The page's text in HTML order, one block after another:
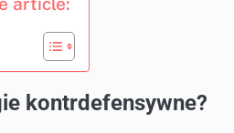
kontrdefensywne?